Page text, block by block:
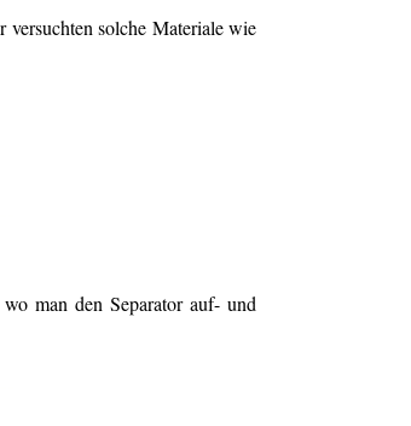
solche Materiale wie
man den Separator auf- und